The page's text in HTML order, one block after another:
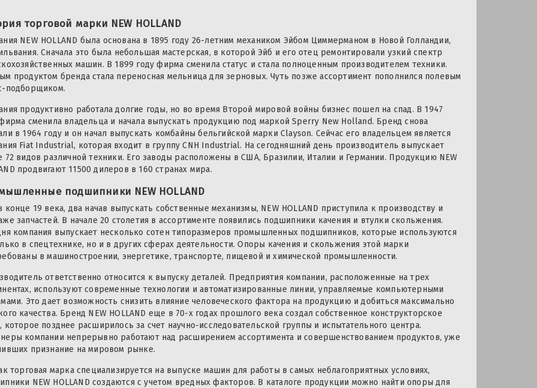
торговой марки NEW HOLLAND
NEW HOLLAND была основана в 1895 году 26-летним механиком Эйбом Циммерманом в Новой Голландии,
Сначала это была небольшая мастерская, в которой Эйб и его отец ремонтировали узкий спектр
машин. В 1899 году фирма сменила статус и стала полноценным производителем техники.
продуктом бренда стала переносная мельница для зерновых. Чуть позже ассортимент пополнился полевым
подборщиком.
продуктивно работала долгие годы, но во время Второй мировой войны бизнес пошел на спад. В 1947
сменила владельца и начала выпускать продукцию под маркой Sperry New Holland. Бренд снова
в 1964 году и он начал выпускать комбайны бельгийской марки Clayson. Сейчас его владельцем является
Fiat Industrial, которая входит в группу CNH Industrial. На сегодняшний день производитель выпускает
72 видов различной техники. Его заводы расположены в США, Бразилии, Италии и Германии. Продукцию NEW
продвигают 11500 дилеров в 160 странах мира.
подшипники NEW HOLLAND
19 века, два начав выпускать собственные механизмы, NEW HOLLAND приступила к производству и
запчастей. В начале 20 столетия в ассортименте появились подшипники качения и втулки скольжения.
компания выпускает несколько сотен типоразмеров промышленных подшипников, которые используются
в спецтехнике, но и в других сферах деятельности. Опоры качения и скольжения этой марки
в машиностроении, энергетике, транспорте, пищевой и химической промышленности.
ответственно относится к выпуску деталей. Предприятия компании, расположенные на трех
используют современные технологии и автоматизированные линии, управляемые компьютерными
Это дает возможность снизить влияние человеческого фактора на продукцию и добиться максимально
качества. Бренд NEW HOLLAND еще в 70-х годах прошлого века создал собственное конструкторское
которое позднее расширилось за счет научно-исследовательской группы и испытательного центра.
компании непрерывно работают над расширением ассортимента и совершенствованием продуктов, уже
признание на мировом рынке.
торговая марка специализируется на выпуске машин для работы в самых неблагоприятных условиях,
NEW HOLLAND создаются с учетом вредных факторов. В каталоге продукции можно найти опоры для